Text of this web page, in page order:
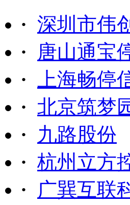
· 深圳市伟
·
唐山通宝
·
上海畅停
· 北京筑梦
·
九路股份
· 杭州立方
·
广巽互联